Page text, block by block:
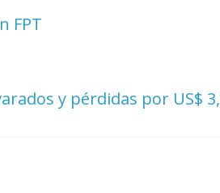
FPT
y pérdidas por US$